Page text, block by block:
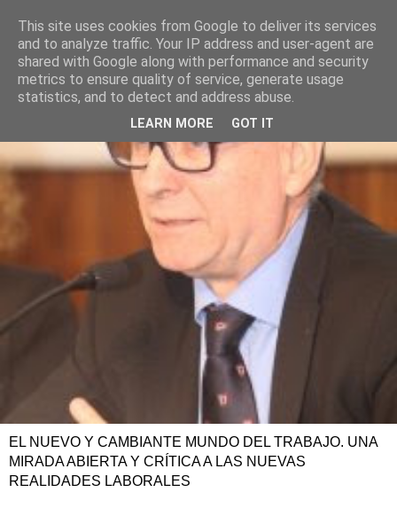
EL NUEVO Y CAMBIANTE MUNDO DEL TRABAJO. UNA
MIRADA ABIERTA Y CRÍTICA A LAS NUEVAS
REALIDADES LABORALES
This site uses cookies from Google to deliver its services
and to analyze traffic. Your IP address and user-agent are
shared with Google along with performance and security
metrics to ensure quality of service, generate usage
statistics, and to detect and address abuse.
LEARN MORE GOT IT